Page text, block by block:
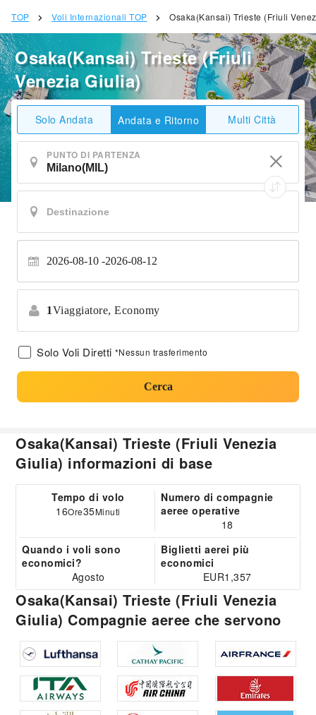
TOP Voli Internazionali TOP Osaka(Kansai) Trieste (Friuli
Osaka(Kansai) Trieste (Friuli
Venezia Giulia)
Solo Andata Andata e Ritorno Multi Città
PUNTO DI PARTENZA
2026-08-10 2026-08-12
1Viaggiatore, Economy
Solo Voli Diretti *Nessun trasferimento
Cerca
Osaka(Kansai) Trieste (Friuli Venezia
Giulia) informazioni di base
Tempo di volo
16Ore35Minuti
Numero di compagnie
aeree operative
18
Quando i voli sono
economici?
Agosto
Biglietti aerei più
economici
EUR1,357
Osaka(Kansai) Trieste (Friuli Venezia
Giulia) Compagnie aeree che servono